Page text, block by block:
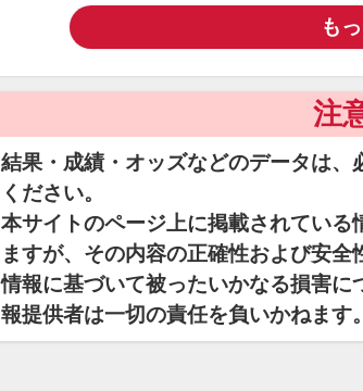
も
注
結果・成績・オッズなどのデータは
ください。
本サイトのページ上に掲載されている
ますが、その内容の正確性および安
情報に基づいて被ったいかなる損害
報提供者は一切の責任を負いかねます。